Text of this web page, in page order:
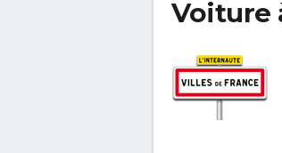
Voiture